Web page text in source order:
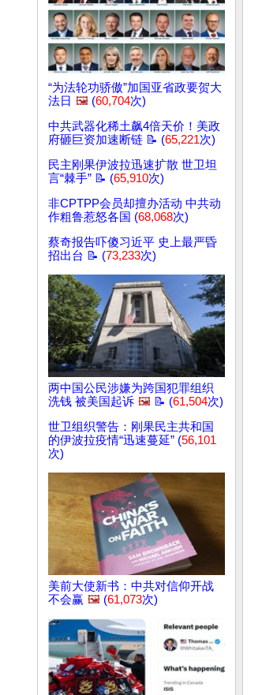
“为法轮功骄傲”加国亚省政要贺大
法日 🖼️ (60,704次)
中共武器化稀土飙4倍天价！美政
府砸巨资加速断链 📝 (65,221次)
民主刚果伊波拉迅速扩散 世卫坦
言“棘手” 📝 (65,910次)
非CPTPP会员却擅办活动 中共动
作粗鲁惹怒各国 (68,068次)
蔡奇报告吓傻习近平 史上最严昏
招出台 📝 (73,233次)
两中国公民涉嫌为跨国犯罪组织
洗钱 被美国起诉 🖼️ 📝 (61,504次)
世卫组织警告：刚果民主共和国
的伊波拉疫情“迅速蔓延” (56,101
次)
美前大使新书：中共对信仰开战
不会赢 🖼️ (61,073次)